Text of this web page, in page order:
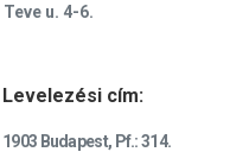
u. 4-6.
Levelezési cím:
1903 Budapest, Pf.: 314.